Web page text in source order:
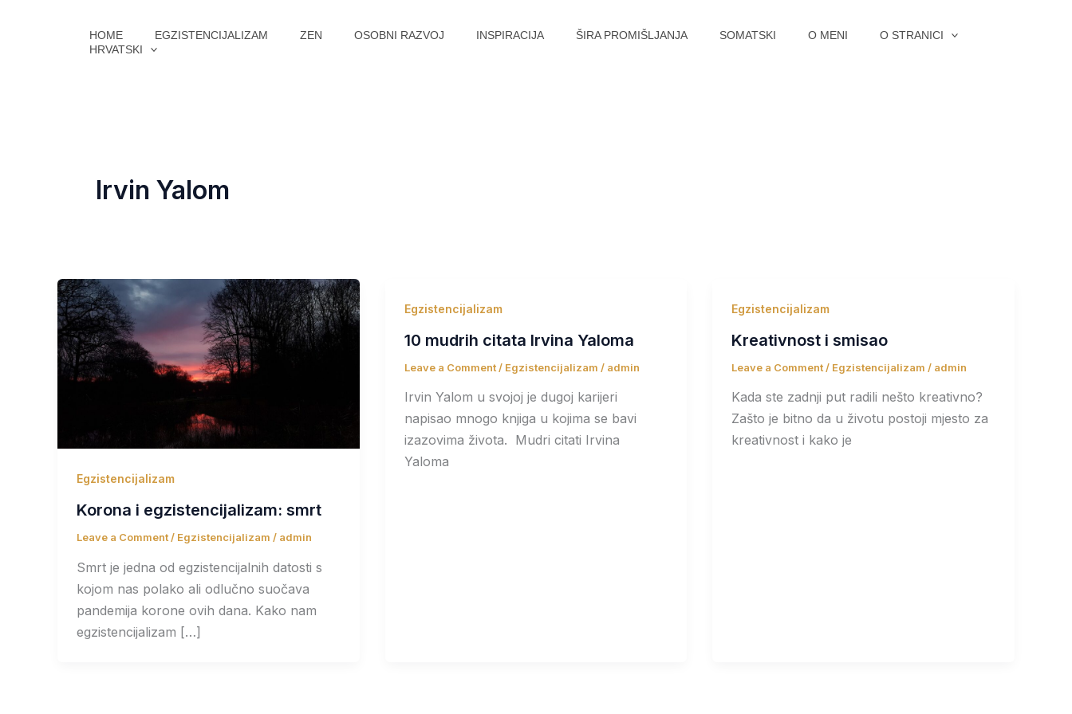
HOME EGZISTENCIJALIZAM ZEN OSOBNI RAZVOJ INSPIRACIJA ŠIRA PROMIŠLJANJA SOMATSKI O MENI
O STRANICI
HRVATSKI
Irvin Yalom
Egzistencijalizam
Korona i egzistencijalizam: smrt
Leave a Comment / Egzistencijalizam / admin
Smrt je jedna od egzistencijalnih datosti s
kojom nas polako ali odlučno suočava
pandemija korone ovih dana. Kako nam
egzistencijalizam […]
Egzistencijalizam
10 mudrih citata Irvina Yaloma
Leave a Comment / Egzistencijalizam / admin
Irvin Yalom u svojoj je dugoj karijeri
napisao mnogo knjiga u kojima se bavi
izazovima života. Mudri citati Irvina
Yaloma
Egzistencijalizam
Kreativnost i smisao
Leave a Comment / Egzistencijalizam / admin
Kada ste zadnji put radili nešto kreativno?
Zašto je bitno da u životu postoji mjesto za
kreativnost i kako je